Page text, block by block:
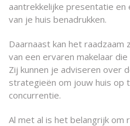
aantrekkelijke presentatie en
van je huis benadrukken.
Daarnaast kan het raadzaam
van een ervaren makelaar
Zij kunnen je adviseren over
strategieën om jouw huis op
concurrentie.
Al met al is het belangrijk om